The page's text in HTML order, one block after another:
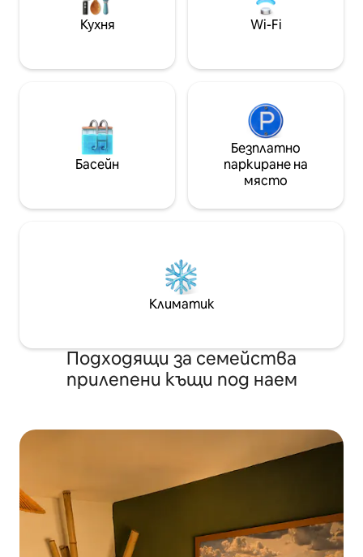
къщата за по - нататъшно
Кухня Wi-Fi
Басейн
Безплатно
паркиране на
място
Климатик
Подходящи за семейства
прилепени къщи под наем